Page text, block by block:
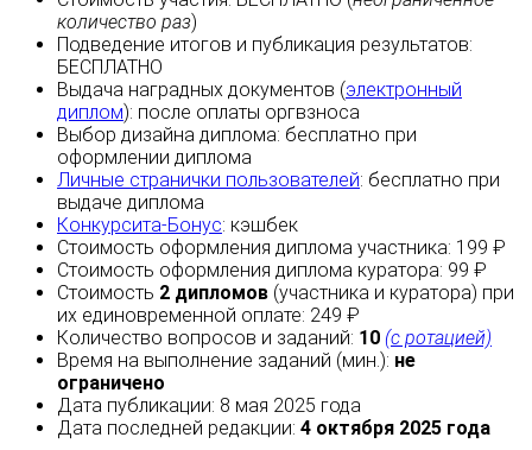
количество раз)
Подведение итогов и публикация результатов:
БЕСПЛАТНО
Выдача наградных документов (электронный
диплом): после оплаты оргвзноса
Выбор дизайна диплома: бесплатно при
оформлении диплома
Личные странички пользователей: бесплатно при
выдаче диплома
Конкурсита-Бонус: кэшбек
Стоимость оформления диплома участника: 199 ₽
Стоимость оформления диплома куратора: 99 ₽
Стоимость 2 дипломов (участника и куратора) при
их единовременной оплате: 249 ₽
Количество вопросов и заданий: 10 (с ротацией)
Время на выполнение заданий (мин.): не
ограничено
Дата публикации: 8 мая 2025 года
Дата последней редакции: 4 октября 2025 года